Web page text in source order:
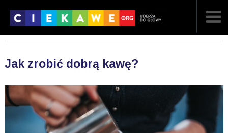
Jak zrobić dobrą kawę?
POPULARNE
A ARTYKUŁY